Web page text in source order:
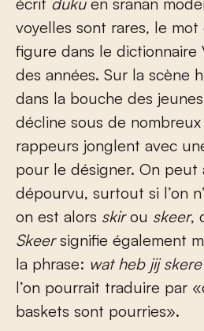
voyelles sont rares, le mot
figure dans le dictionnaire
des années. Sur la scène
dans la bouche des
décline sous de nombreux
rappeurs jonglent avec
pour le désigner. On peut
dépourvu, surtout si l’on
on est alors skirou skeer,
Skeersignifie également
la phrase: wat heb jij skere
l’on pourrait traduire par
baskets sont pourries».